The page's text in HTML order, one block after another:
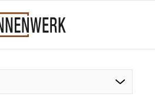
magazine voor de